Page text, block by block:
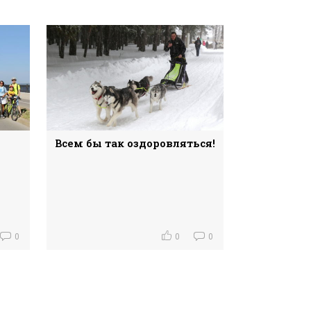
0
Всем бы так оздоровляться!
0 0